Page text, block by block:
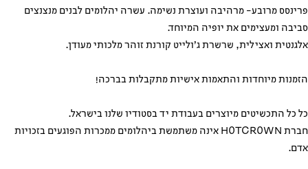
פרינסס מרובע- מרהיבה ועוצרת נשימה. עשרה יהלומים לבנים מנצנצים
סביבה ומעצימים את יופיה המיוחד.
אלגנטית ואצילית, שרשרת ג׳ולייט קורנת זוהר מלכותי מעודן.
הזמנות מיוחדות והתאמות אישיות מתקבלות בברכה!
כל כל התכשיטים מיוצרים בעבודת יד בסטודיו שלנו בישראל.
חברת HOTCROWN אינה משתמשת ביהלומים ממכרות הפוגעים בזכויות
אדם.